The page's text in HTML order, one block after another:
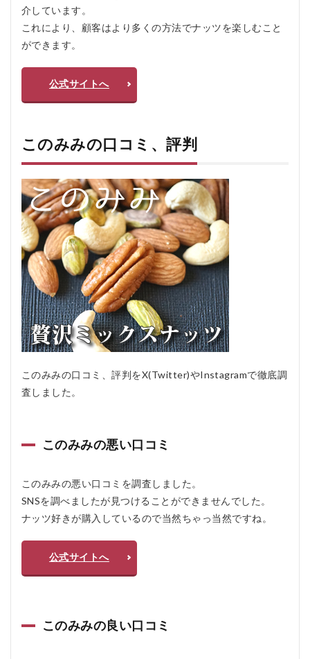
人
4.2.1
1. アレ
を持つ
人
4.2.2
食品を
求める
人
4.2.3
3. シン
プルな
食生活
を好む
人
5
こ
の
み
み
の
よ
あ
る
質
＆A
Q1: こ
のみみ
ツはど
ていま
すか？
のみみ
の製品
介しています。
これにより、顧客はより多くの方法でナッツを楽しむこと
ができます。
公式サイトへ
このみみの口コミ、評判
このみみの口コミ、評判をX(Twitter)やInstagramで徹底調
査しました。
このみみの悪い口コミ
このみみの悪い口コミを調査しました。
SNSを調べましたが見つけることができませんでした。
ナッツ好きが購入しているので当然ちゃっ当然ですね。
公式サイトへ
このみみの良い口コミ